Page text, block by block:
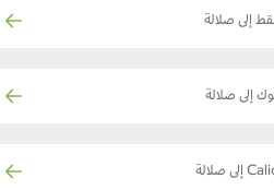
إلى صلالة
إلى صلالة